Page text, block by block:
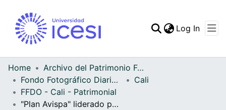
Statistics
Log In
Home
Archivo del Patrimonio Fotográfico y Fílmico del Valle del Cauca
Fondo Fotográfico Diario Occidente
Cali
FFDO - Cali - Patrimonial
"Plan Avispa" liderado por la Secretaría de Vivienda se propone mejorar la malla vial de la ciudad de Cali